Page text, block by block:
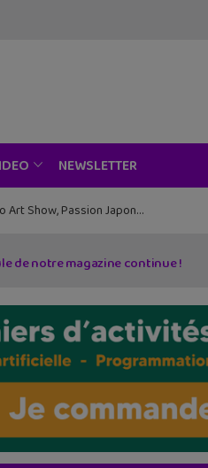
NEWSLETTER
Art Show, Passion Japon…
de notre magazine continue !